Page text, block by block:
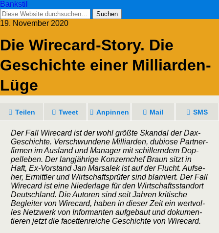
Bankstil
19. November 2020
Die Wire­card-Sto­ry. Die
Geschich­te einer Milliarden-
Lüge
Tei­len Tweet Anpin­nen Mail SMS
Der Fall Wire­card ist der wohl größ­te Skan­dal der Dax-
Geschich­te. Ver­schwun­de­ne Mil­li­ar­den, dubio­se Part­ner­
fir­men im Aus­land und Mana­ger mit schil­lern­dem Dop­
pel­le­ben. Der lang­jäh­ri­ge Kon­zern­chef Braun sitzt in
Haft, Ex-Vor­stand Jan Mar­sa­lek ist auf der Flucht. Auf­se­
her, Ermitt­ler und Wirt­schafts­prü­fer sind bla­miert. Der Fall
Wire­card ist eine Nie­der­la­ge für den Wirt­schafts­stand­ort
Deutsch­land. Die Autoren sind seit Jah­ren kri­ti­sche
Beglei­ter von Wire­card, haben in die­ser Zeit ein wert­vol­
les Netz­werk von Infor­man­ten auf­ge­baut und doku­men­
tie­ren jetzt die facet­ten­rei­che Geschich­te von Wirecard.